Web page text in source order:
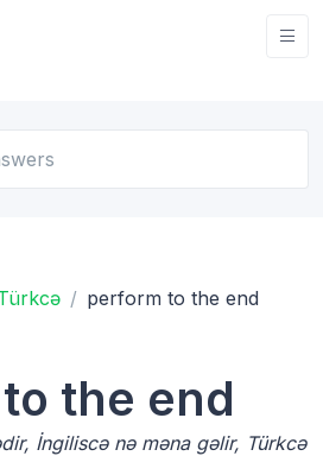
perform to the end
the end
İngiliscə nə məna gəlir, Türkcə